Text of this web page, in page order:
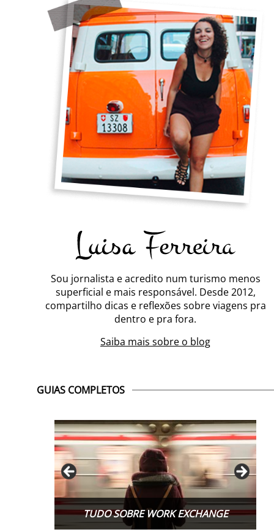
Sou jornalista e acredito num turismo menos
superficial e mais responsável. Desde 2012,
compartilho dicas e reflexões sobre viagens pra
dentro e pra fora.
Saiba mais sobre o blog
GUIAS COMPLETOS
TUDO SOBRE WORK EXCHANGE